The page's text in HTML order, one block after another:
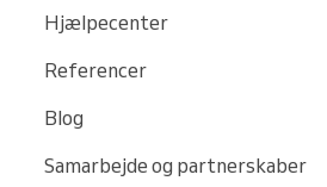
Hjælpecenter
Referencer
Blog
Samarbejde og partnerskaber